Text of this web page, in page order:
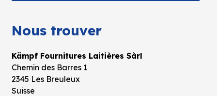
Nous trouver
Kämpf Fournitures Laitières Sàrl
Chemin des Barres 1
2345 Les Breuleux
Suisse